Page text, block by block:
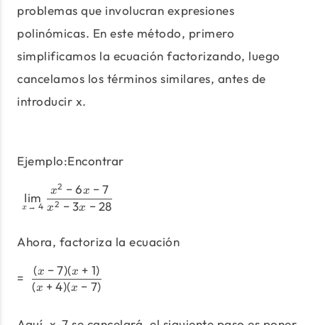
problemas que involucran expresiones
polinómicas. En este método, primero
simplificamos la ecuación factorizando, luego
cancelamos los términos similares, antes de
introducir x.
Ejemplo:Encontrar
x → 4
lim
x2 −3x − 28
x2 −6x − 7
Ahora, factoriza la ecuación
=
(x + 4)(x − 7)
(x − 7)(x + 1)